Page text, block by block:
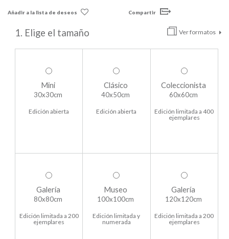
Añadir a la lista de deseos Compartir
Ver formatos
1. Elige el tamaño
Mini
30x30cm
Edición abierta
Clásico
40x50cm
Edición abierta
Coleccionista
60x60cm
Edición limitada a 400
ejemplares
Galería
80x80cm
Edición limitada a 200
ejemplares
Museo
100x100cm
Edición limitada y
numerada
Galería
120x120cm
Edición limitada a 200
ejemplares